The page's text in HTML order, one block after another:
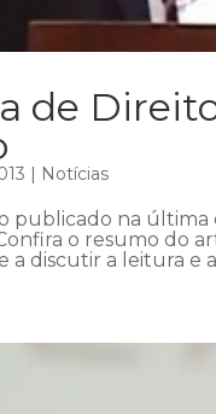
de
| Notícias
publicado na última
o resumo do
a discutir a leitura e